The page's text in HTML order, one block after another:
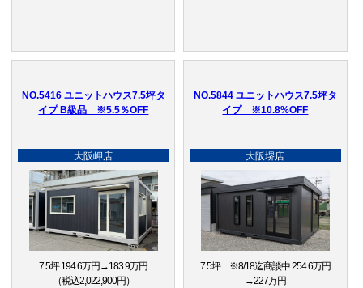
NO.5416 ユニットハウス7.5坪タ
イプ B級品 ※5.5％OFF
大阪岬店
7.5坪 194.6万円→183.9万円
（税込2,022,900円）
NO.5844 ユニットハウス7.5坪タ
イプ ※10.8%OFF
大阪堺店
7.5坪 ※8/18迄商談中 254.6万円
→227万円